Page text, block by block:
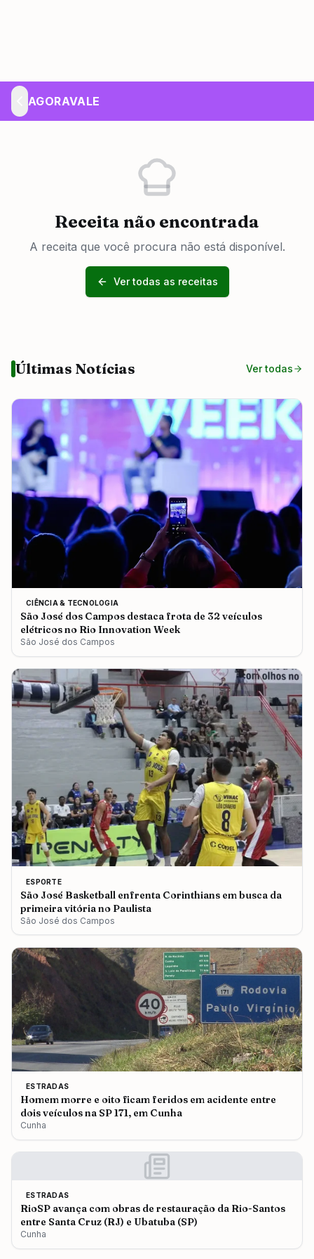
AGORAVALE
Receita não encontrada
A receita que você procura não está disponível.
Ver todas as receitas
Últimas Notícias Ver todas
CIÊNCIA & TECNOLOGIA
São José dos Campos destaca frota de 32 veículos
elétricos no Rio Innovation Week
São José dos Campos
ESPORTE
São José Basketball enfrenta Corinthians em busca da
primeira vitória no Paulista
São José dos Campos
ESTRADAS
Homem morre e oito ficam feridos em acidente entre
dois veículos na SP 171, em Cunha
Cunha
ESTRADAS
RioSP avança com obras de restauração da Rio-Santos
entre Santa Cruz (RJ) e Ubatuba (SP)
Cunha